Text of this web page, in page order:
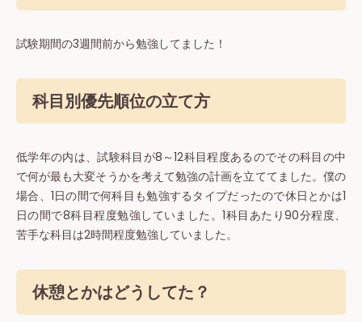
試験期間の3週間前から勉強してました！
科目別優先順位の立て方
低学年の内は、試験科目が8～12科目程度あるのでその科目の中
で何が最も大変そうかを考えて勉強の計画を立ててました。僕の
場合、1日の間で何科目も勉強するタイプだったので休日とかは1
日の間で8科目程度勉強していました。1科目あたり90分程度、
苦手な科目は2時間程度勉強していました。
休憩とかはどうしてた？